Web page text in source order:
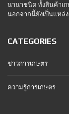
นานาชนิด ทั้งสินค้าเ
นอกจากนี้ยังเป็นแหล่
CATEGORIES
ข่าวการเกษตร
ความรู้การเกษตร